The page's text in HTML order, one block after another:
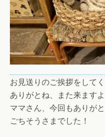
お見送りのご挨拶をして
ありがとね、また来ますよ
ママさん、今回もありが
ごちそうさまでした！